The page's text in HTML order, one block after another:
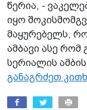
წერია, -
იყო
მაყურებელს,
ამბავი ასე რომ
სერიალის
განაგრძეთ